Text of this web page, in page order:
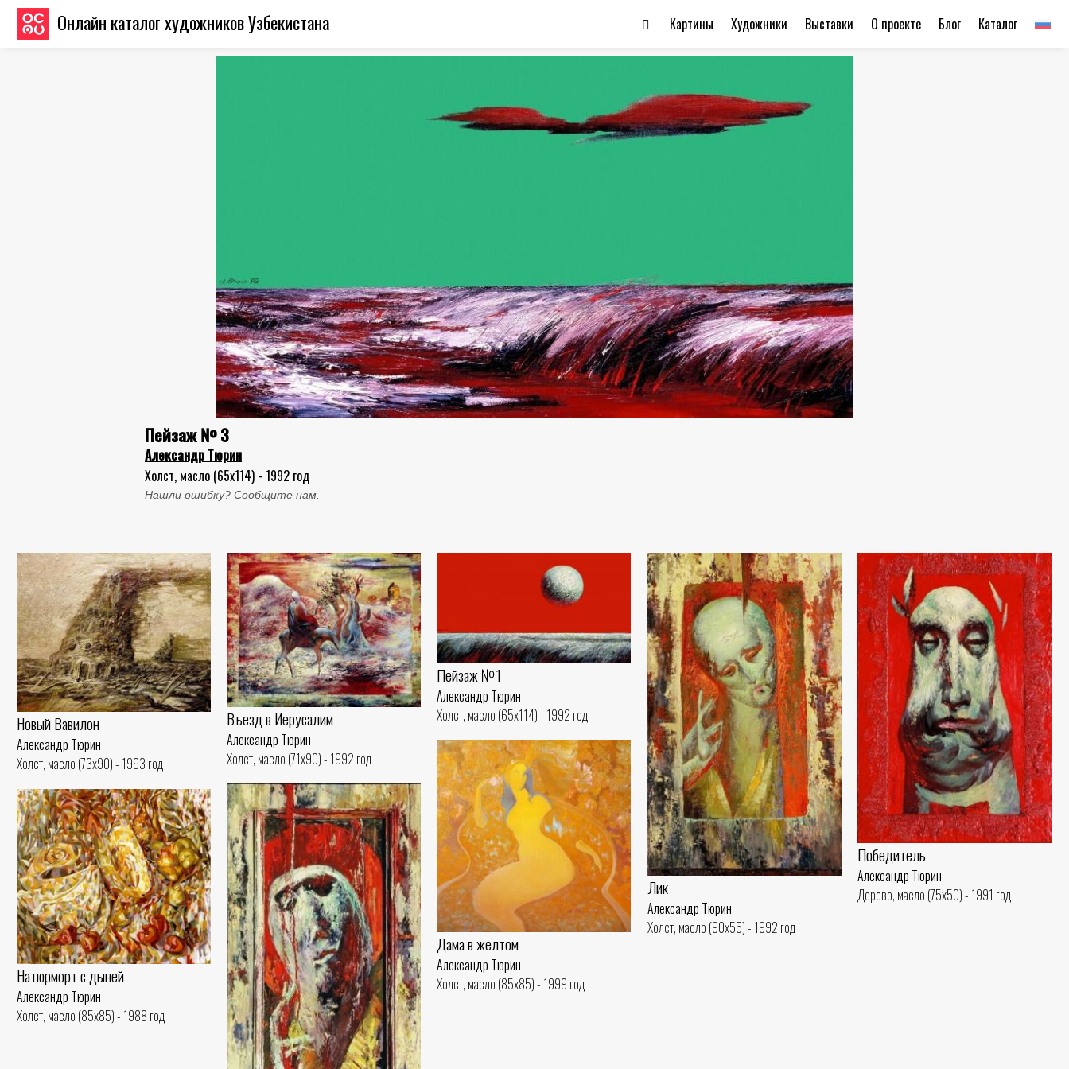
Онлайн каталог художников Узбекистана Каталог
Блог
О проекте
Выставки
Художники
Картины
Пейзаж № 3
Александр Тюрин
Холст, масло (65x114) - 1992 год
Нашли ошибку? Сообщите нам.
Новый Вавилон
Александр Тюрин
Холст, масло (73x90) - 1993 год
Въезд в Иерусалим
Александр Тюрин
Холст, масло (71x90) - 1992 год
Пейзаж №1
Александр Тюрин
Холст, масло (65x114) - 1992 год
Лик
Александр Тюрин
Холст, масло (90x55) - 1992 год
Победитель
Александр Тюрин
Дерево, масло (75x50) - 1991 год
Дама в желтом
Александр Тюрин
Холст, масло (85x85) - 1999 год
Натюрморт с дыней
Александр Тюрин
Холст, масло (85x85) - 1988 год